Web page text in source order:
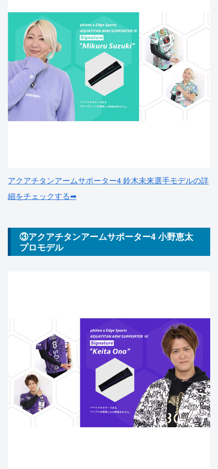
アクアチタンアームサポーター4 鈴木未来選手モデルの詳
細をチェックする➡
③アクアチタンアームサポーター4 小野恵太
プロモデル